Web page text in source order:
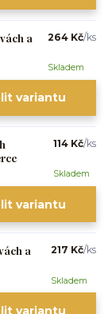
a
264 Kč/ks
Skladem
variantu
114 Kč/ks
Skladem
variantu
a
217 Kč/ks
Skladem
variantu